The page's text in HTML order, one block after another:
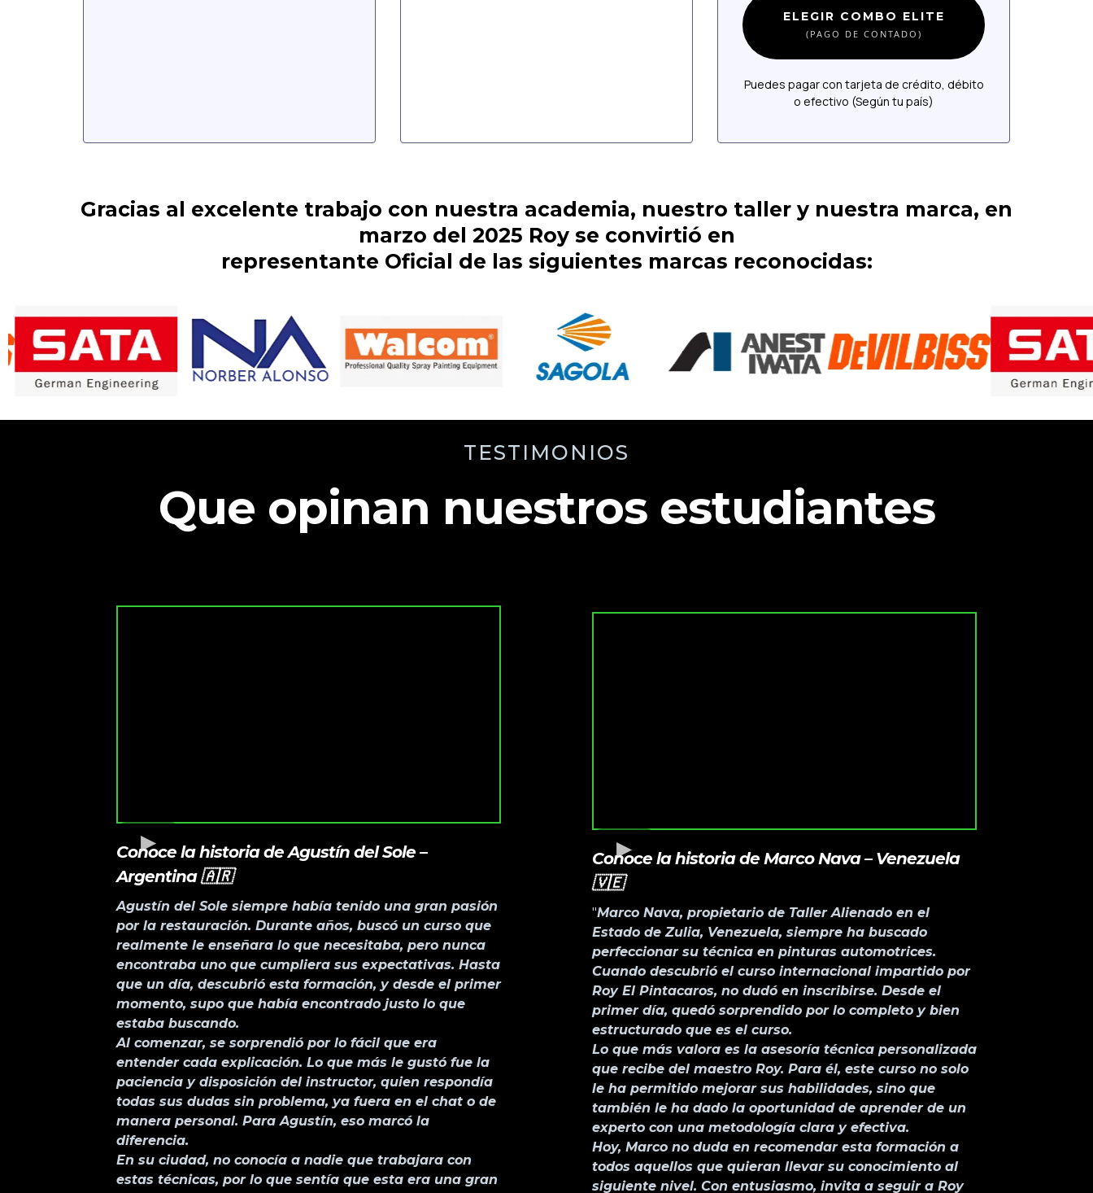
ELEGIR COMBO ELITE
(PAGO DE CONTADO)
Puedes pagar con tarjeta de crédito, débito
o efectivo (Según tu país)
Gracias al excelente trabajo con nuestra academia, nuestro taller y nuestra marca, en
marzo del 2025 Roy se convirtió en
representante Oficial de las siguientes marcas reconocidas:
TESTIMONIOS
Que opinan nuestros estudiantes
Conoce la historia de Agustín del Sole –
Argentina 🇦🇷
Agustín del Sole siempre había tenido una gran pasión
por la restauración. Durante años, buscó un curso que
realmente le enseñara lo que necesitaba, pero nunca
encontraba uno que cumpliera sus expectativas. Hasta
que un día, descubrió esta formación, y desde el primer
momento, supo que había encontrado justo lo que
estaba buscando.
Al comenzar, se sorprendió por lo fácil que era
entender cada explicación. Lo que más le gustó fue la
paciencia y disposición del instructor, quien respondía
todas sus dudas sin problema, ya fuera en el chat o de
manera personal. Para Agustín, eso marcó la
diferencia.
En su ciudad, no conocía a nadie que trabajara con
estas técnicas, por lo que sentía que esta era una gran
Conoce la historia de Marco Nava – Venezuela
🇻🇪
"Marco Nava, propietario de Taller Alienado en el
Estado de Zulia, Venezuela, siempre ha buscado
perfeccionar su técnica en pinturas automotrices.
Cuando descubrió el curso internacional impartido por
Roy El Pintacaros, no dudó en inscribirse. Desde el
primer día, quedó sorprendido por lo completo y bien
estructurado que es el curso.
Lo que más valora es la asesoría técnica personalizada
que recibe del maestro Roy. Para él, este curso no solo
le ha permitido mejorar sus habilidades, sino que
también le ha dado la oportunidad de aprender de un
experto con una metodología clara y efectiva.
Hoy, Marco no duda en recomendar esta formación a
todos aquellos que quieran llevar su conocimiento al
siguiente nivel. Con entusiasmo, invita a seguir a Roy